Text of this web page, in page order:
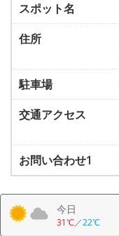
スポット名
住所
駐車場
交通アクセス
お問い合わせ1
今日
31℃／22℃